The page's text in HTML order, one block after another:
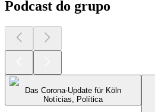
Podcast do grupo
Das Corona-Update für Köln
Notícias, Política